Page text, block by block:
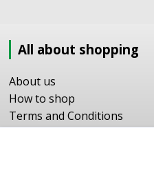
All about shopping
About us
How to shop
Terms and Conditions